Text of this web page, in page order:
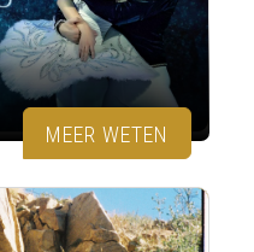
MEER WETEN